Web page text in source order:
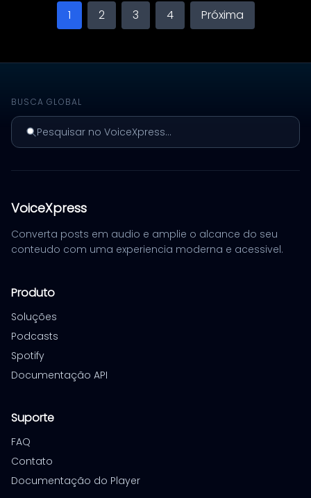
1 2 3 4 Próxima
BUSCA GLOBAL
Pesquisar no VoiceXpress...
VoiceXpress
Converta posts em audio e amplie o alcance do seu
conteudo com uma experiencia moderna e acessivel.
Produto
Soluções
Podcasts
Spotify
Documentação API
Suporte
FAQ
Contato
Documentação do Player